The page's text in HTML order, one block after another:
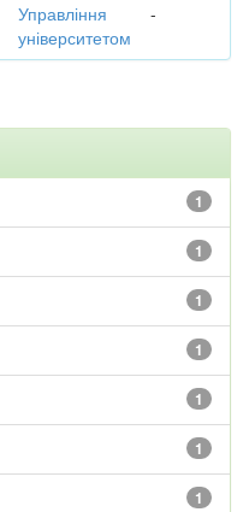
Управління
університетом
-
1
1
1
1
1
1
1